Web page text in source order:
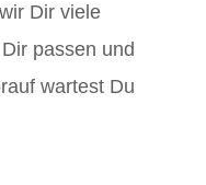
Dir viele
passen und
wartest Du